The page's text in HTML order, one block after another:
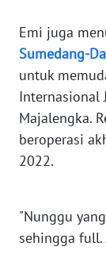
Emi juga
Sumedang-
untuk
Internasional
Majalengka.
beroperasi
2022.
"Nunggu
sehingga full.
KEPRI
WN
PAPUA
PAPUA
BARAT
RIAU